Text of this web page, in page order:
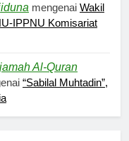
mengenai Wakil
IPPNU Komisariat
Al-Quran
“Sabilal Muhtadin”,
Ini Jalan Indah